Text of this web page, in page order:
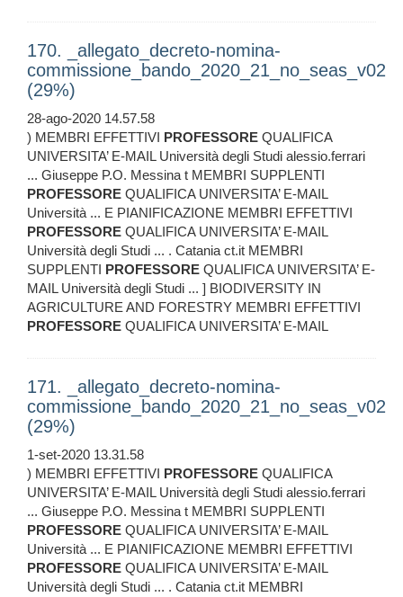
170. _allegato_decreto-nomina-
commissione_bando_2020_21_no_seas_v02
(29%)
28-ago-2020 14.57.58
) MEMBRI EFFETTIVI PROFESSORE QUALIFICA
UNIVERSITA’ E-MAIL Università degli Studi alessio.ferrari
... Giuseppe P.O. Messina t MEMBRI SUPPLENTI
PROFESSORE QUALIFICA UNIVERSITA’ E-MAIL
Università ... E PIANIFICAZIONE MEMBRI EFFETTIVI
PROFESSORE QUALIFICA UNIVERSITA’ E-MAIL
Università degli Studi ... . Catania ct.it MEMBRI
SUPPLENTI PROFESSORE QUALIFICA UNIVERSITA’ E-
MAIL Università degli Studi ... ] BIODIVERSITY IN
AGRICULTURE AND FORESTRY MEMBRI EFFETTIVI
PROFESSORE QUALIFICA UNIVERSITA’ E-MAIL
171. _allegato_decreto-nomina-
commissione_bando_2020_21_no_seas_v02
(29%)
1-set-2020 13.31.58
) MEMBRI EFFETTIVI PROFESSORE QUALIFICA
UNIVERSITA’ E-MAIL Università degli Studi alessio.ferrari
... Giuseppe P.O. Messina t MEMBRI SUPPLENTI
PROFESSORE QUALIFICA UNIVERSITA’ E-MAIL
Università ... E PIANIFICAZIONE MEMBRI EFFETTIVI
PROFESSORE QUALIFICA UNIVERSITA’ E-MAIL
Università degli Studi ... . Catania ct.it MEMBRI